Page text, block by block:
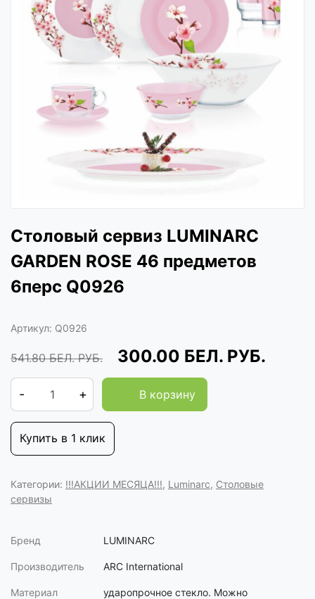
Столовый сервиз LUMINARC
GARDEN ROSE 46 предметов
6перс Q0926
Артикул: Q0926
541.80БЕЛ. РУБ. 300.00 БЕЛ. РУБ.
- + В корзину
Купить в 1 клик
Категории: !!!АКЦИИ МЕСЯЦА!!!, Luminarc, Столовые
сервизы
Бренд LUMINARC
Производитель ARC International
Материал
ударопрочное стекло. Можно